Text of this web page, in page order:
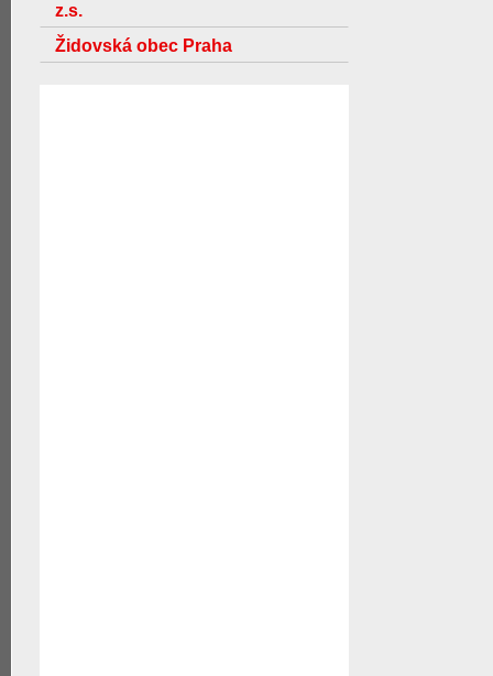
z.s.
Židovská obec Praha